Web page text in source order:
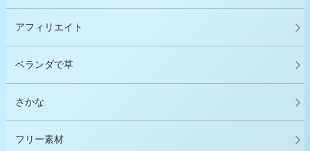
アフィリエイト
ベランダで草
さかな
フリー素材